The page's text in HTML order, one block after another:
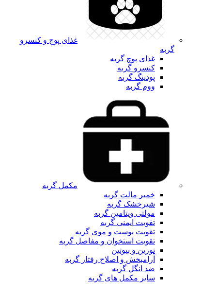
غذای پوچ و کنسرو
گربه
غذای پوچ گربه
کنسرو گربه
پودینگ گربه
ووم گربه
مکمل گربه
خمیر مالت گربه
شیرخشک گربه
مولتی ویتامین گربه
تقویت ایمنی گربه
تقویت پوست و موی گربه
تقویت استخوان و مفاصل گربه
تورین و بیوتین
آرامبخش و اصلاح رفتار گربه
ضد انگل گربه
سایر مکمل های گربه